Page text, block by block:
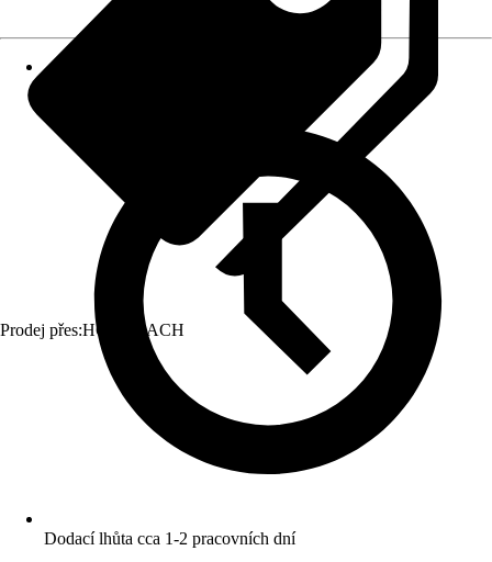
Prodej přes:HORNBACH
Dodací lhůta cca 1-2 pracovních dní